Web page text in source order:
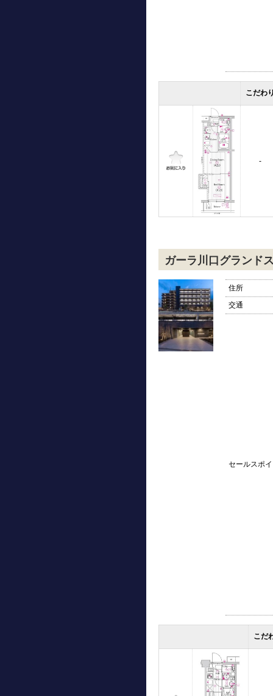
こだわ
-
ガーラ川口グランド
住所
交通
セールスポ
こだ